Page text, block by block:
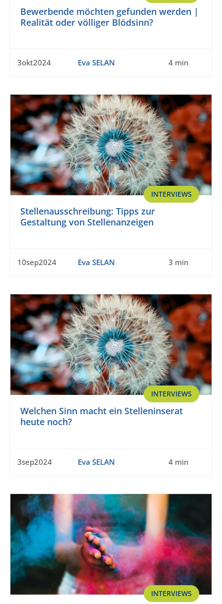
Bewerbende möchten gefunden werden |
Realität oder völliger Blödsinn?
3okt2024 Eva SELAN 4 min
INTERVIEWS
Stellenausschreibung: Tipps zur
Gestaltung von Stellenanzeigen
10sep2024 Eva SELAN 3 min
INTERVIEWS
Welchen Sinn macht ein Stelleninserat
heute noch?
3sep2024 Eva SELAN 4 min
INTERVIEWS